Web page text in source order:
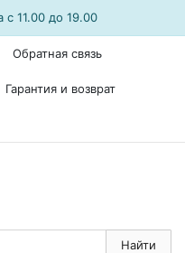
с 11.00 до 19.00
Обратная связь
Гарантия и возврат
Найти